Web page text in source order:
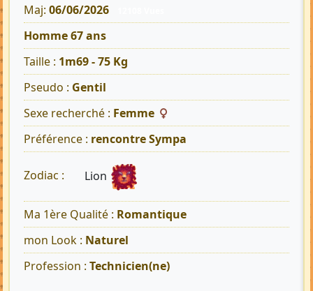
Maj: 06/06/2026
Homme 67 ans
Taille : 1m69 - 75 Kg
Pseudo : Gentil
Sexe recherché : Femme
Préférence : rencontre Sympa
Zodiac : Lion
Ma 1ère Qualité : Romantique
mon Look : Naturel
Profession : Technicien(ne)